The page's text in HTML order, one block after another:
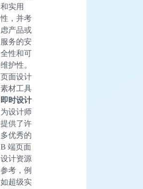
和实用
性，并考
虑产品或
服务的安
全性和可
维护性。
页面设计
素材工具
即时设计
为设计师
提供了许
多优秀的
B 端页面
设计资源
参考，例
如超级实